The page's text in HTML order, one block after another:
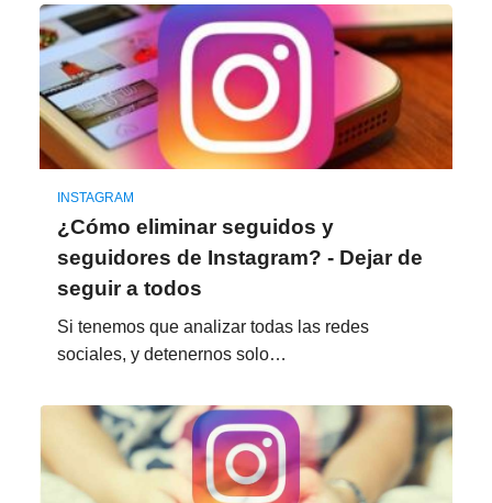
INSTAGRAM
¿Cómo eliminar seguidos y
seguidores de Instagram? - Dejar de
seguir a todos
Si tenemos que analizar todas las redes
sociales, y detenernos solo…